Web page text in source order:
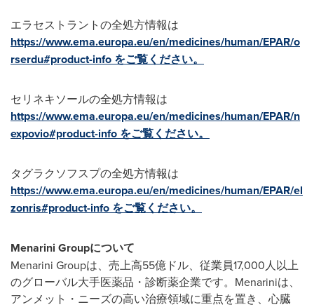
エラセストラントの全処方情報は
https://www.ema.europa.eu/en/medicines/human/EPAR/o
rserdu#product-info をご覧ください。
セリネキソールの全処方情報は
https://www.ema.europa.eu/en/medicines/human/EPAR/n
expovio#product-info をご覧ください。
タグラクソフスプの全処方情報は
https://www.ema.europa.eu/en/medicines/human/EPAR/el
zonris#product-info をご覧ください。
Menarini Groupについて
Menarini Groupは、売上高55億ドル、従業員17,000人以上
のグローバル大手医薬品・診断薬企業です。Menariniは、
アンメット・ニーズの高い治療領域に重点を置き、心臓